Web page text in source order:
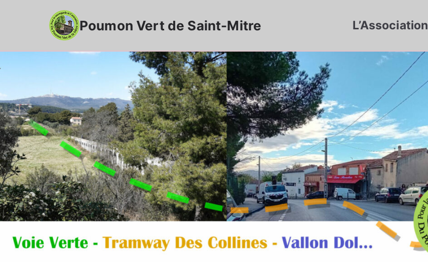
Poumon Vert de Saint-Mitre L’Association